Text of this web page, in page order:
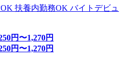
扶養内勤務OK バイトデビュ
円〜1,270円
円〜1,270円